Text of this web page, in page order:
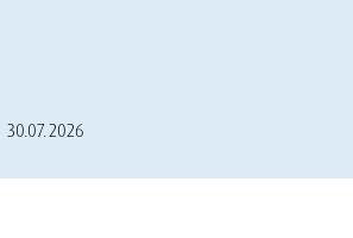
30.07.2026